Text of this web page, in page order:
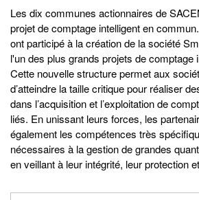
Les dix communes actionnaires de
projet de comptage intelligent en
ont participé à la création de la société
l'un des plus grands projets de comptage
Cette nouvelle structure permet aux
d’atteindre la taille critique pour réaliser
dans l’acquisition et l’exploitation de
liés. En unissant leurs forces, les
également les compétences très
nécessaires à la gestion de grandes
en veillant à leur intégrité, leur protection